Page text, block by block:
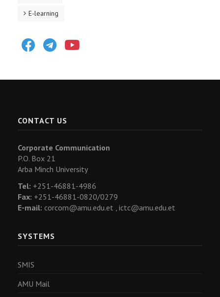
E-learning
FacebookTelegram
CONTACT US
Corporate Communication
P.O. Box 21
Arba Minch University
Tel: +251-46881-4986
Fax: +251-46881-0820/0279
E-mail: corcom@amu.edu.et , ictc@amu.edu.et
SYSTEMS
SMIS
AMU Mail